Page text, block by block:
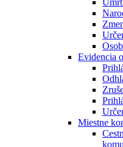
Evidencia
Miestne